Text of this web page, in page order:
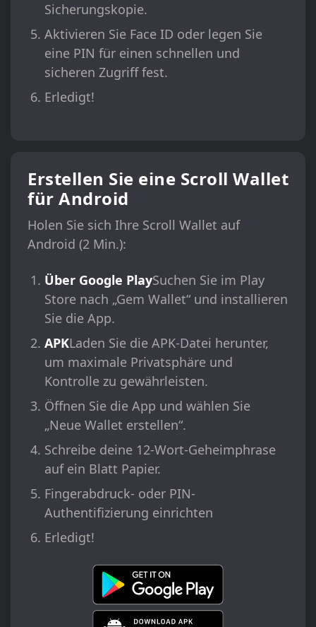
Sicherungskopie.
Aktivieren Sie Face ID oder legen Sie
eine PIN für einen schnellen und
sicheren Zugriff fest.
Erledigt!
Erstellen Sie eine Scroll Wallet
für Android
Holen Sie sich Ihre Scroll Wallet auf
Android (2 Min.):
Über Google PlaySuchen Sie im Play
Store nach „Gem Wallet“ und installieren
Sie die App.
APKLaden Sie die APK-Datei herunter,
um maximale Privatsphäre und
Kontrolle zu gewährleisten.
Öffnen Sie die App und wählen Sie
„Neue Wallet erstellen“.
Schreibe deine 12-Wort-Geheimphrase
auf ein Blatt Papier.
Fingerabdruck- oder PIN-
Authentifizierung einrichten
Erledigt!